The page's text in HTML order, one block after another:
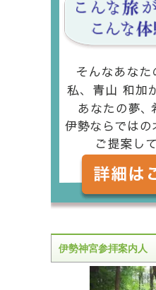
伊勢神宮参拝案内人